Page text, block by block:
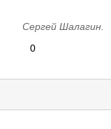
Сергей Шалагин.
0